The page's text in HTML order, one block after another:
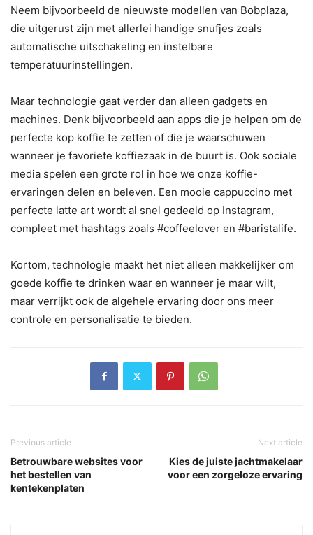
Neem bijvoorbeeld de nieuwste modellen van Bobplaza,
die uitgerust zijn met allerlei handige snufjes zoals
automatische uitschakeling en instelbare
temperatuurinstellingen.
Maar technologie gaat verder dan alleen gadgets en
machines. Denk bijvoorbeeld aan apps die je helpen om de
perfecte kop koffie te zetten of die je waarschuwen
wanneer je favoriete koffiezaak in de buurt is. Ook sociale
media spelen een grote rol in hoe we onze koffie-
ervaringen delen en beleven. Een mooie cappuccino met
perfecte latte art wordt al snel gedeeld op Instagram,
compleet met hashtags zoals #coffeelover en #baristalife.
Kortom, technologie maakt het niet alleen makkelijker om
goede koffie te drinken waar en wanneer je maar wilt,
maar verrijkt ook de algehele ervaring door ons meer
controle en personalisatie te bieden.
Previous article
Betrouwbare websites voor
het bestellen van
kentekenplaten
Next article
Kies de juiste jachtmakelaar
voor een zorgeloze ervaring